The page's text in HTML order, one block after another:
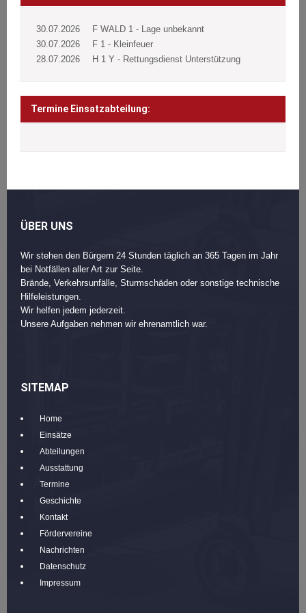
30.07.2026
F WALD 1 - Lage unbekannt
30.07.2026
F 1 - Kleinfeuer
28.07.2026
H 1 Y - Rettungsdienst Unterstützung
Termine Einsatzabteilung:
ÜBER UNS
Wir stehen den Bürgern 24 Stunden täglich an 365 Tagen im Jahr
bei Notfällen aller Art zur Seite.
Brände, Verkehrsunfälle, Sturmschäden oder sonstige technische
Hilfeleistungen.
Wir helfen jedem jederzeit.
Unsere Aufgaben nehmen wir ehrenamtlich war.
SITEMAP
Home
Einsätze
Abteilungen
Ausstattung
Termine
Geschichte
Kontakt
Fördervereine
Nachrichten
Datenschutz
Impressum